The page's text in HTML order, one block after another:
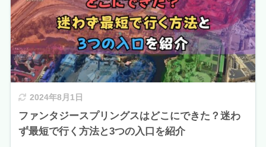
2024年8月1日
ファンタジースプリングスはどこにできた？迷わ
ず最短で行く方法と3つの入口を紹介